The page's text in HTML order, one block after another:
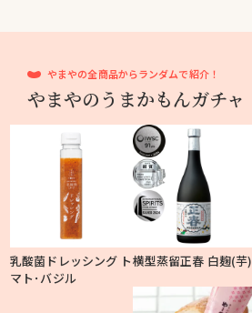
やまやの全商品からランダムで紹介！
やまやのうまかもんガチャ
乳酸菌ドレッシング ト
マト･バジル
横型蒸留正春 白麹(芋)